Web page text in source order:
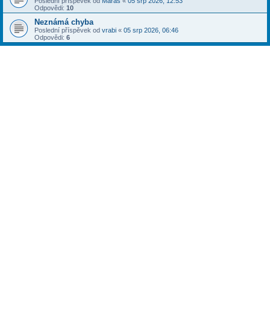
Odpovědi: 10
Neznámá chyba
Poslední příspěvek od vrabi « 05 srp 2026, 06:46
Odpovědi: 6